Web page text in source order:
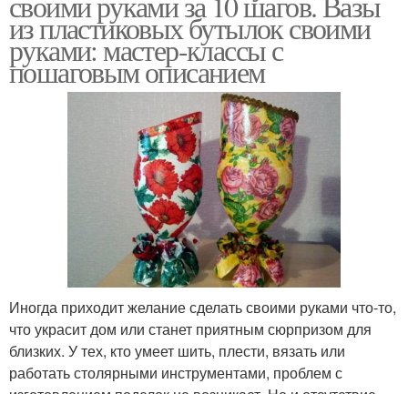
из пластиковых бутылок своими
руками: мастер-классы с
пошаговым описанием
Иногда приходит желание сделать своими руками что-то,
что украсит дом или станет приятным сюрпризом для
близких. У тех, кто умеет шить, плести, вязать или
работать столярными инструментами, проблем с